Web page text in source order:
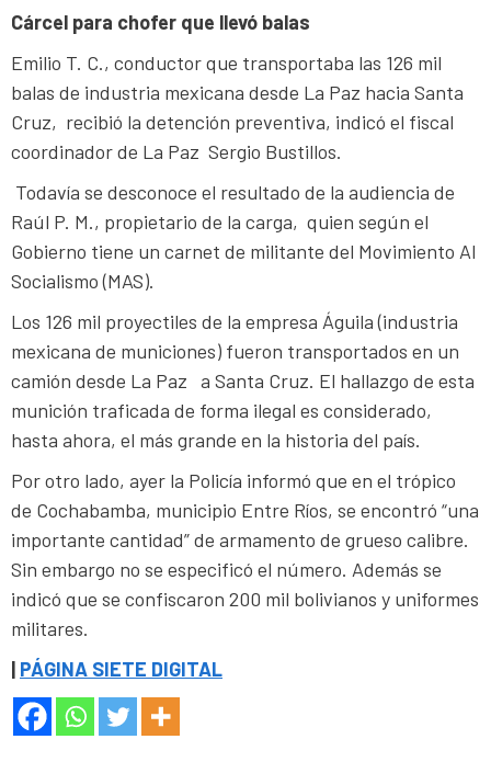
Cárcel para chofer que llevó balas
Emilio T. C., conductor que transportaba las 126 mil
balas de industria mexicana desde La Paz hacia Santa
Cruz, recibió la detención preventiva, indicó el fiscal
coordinador de La Paz Sergio Bustillos.
Todavía se desconoce el resultado de la audiencia de
Raúl P. M., propietario de la carga, quien según el
Gobierno tiene un carnet de militante del Movimiento Al
Socialismo (MAS).
Los 126 mil proyectiles de la empresa Águila (industria
mexicana de municiones) fueron transportados en un
camión desde La Paz a Santa Cruz. El hallazgo de esta
munición traficada de forma ilegal es considerado,
hasta ahora, el más grande en la historia del país.
Por otro lado, ayer la Policía informó que en el trópico
de Cochabamba, municipio Entre Ríos, se encontró “una
importante cantidad” de armamento de grueso calibre.
Sin embargo no se especificó el número. Además se
indicó que se confiscaron 200 mil bolivianos y uniformes
militares.
| PÁGINA SIETE DIGITAL